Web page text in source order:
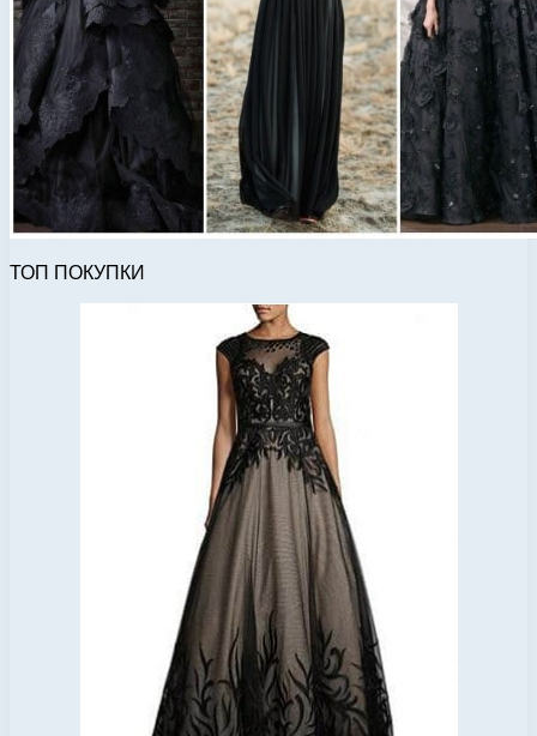
ТОП ПОКУПКИ